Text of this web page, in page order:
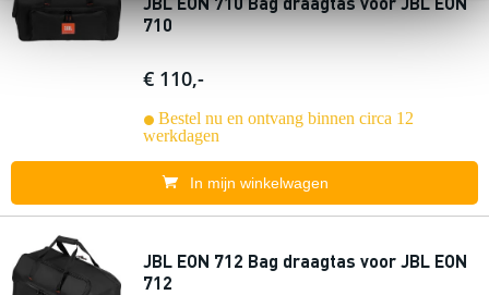
710
€ 110,-
Bestel nu en ontvang binnen circa 12
werkdagen
In mijn winkelwagen
JBL EON 712 Bag draagtas voor JBL EON
712